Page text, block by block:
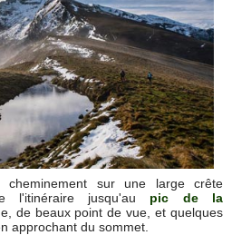
cheminement sur une large crête
l'itinéraire jusqu'au pic de la
de beaux point de vue, et quelques
approchant du sommet.